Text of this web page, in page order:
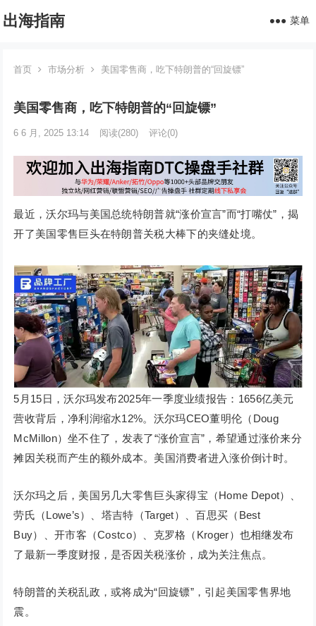
出海指南 菜单
首页 市场分析 美国零售商，吃下特朗普的“回旋镖”
美国零售商，吃下特朗普的“回旋镖”
6 6 月, 2025 13:14 阅读(280) 评论(0)
最近，沃尔玛与美国总统特朗普就“涨价宣言”而“打嘴仗”，揭
开了美国零售巨头在特朗普关税大棒下的夹缝处境。
5月15日，沃尔玛发布2025年一季度业绩报告：1656亿美元
营收背后，净利润缩水12%。沃尔玛CEO董明伦（Doug
McMillon）坐不住了，发表了“涨价宣言”，希望通过涨价来分
摊因关税而产生的额外成本。美国消费者进入涨价倒计时。
沃尔玛之后，美国另几大零售巨头家得宝（Home Depot）、
劳氏（Lowe’s）、塔吉特（Target）、百思买（Best
Buy）、开市客（Costco）、克罗格（Kroger）也相继发布
了最新一季度财报，是否因关税涨价，成为关注焦点。
特朗普的关税乱政，或将成为“回旋镖”，引起美国零售界地
震。